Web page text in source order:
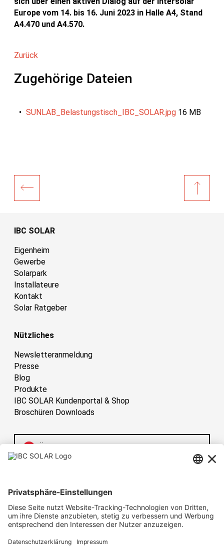
Europe vom 14. bis 16. Juni 2023 in Halle A4, Stand
A4.470 und A4.570.
Zurück
Zugehörige Dateien
SUNLAB_Belastungstisch_IBC_SOLAR.jpg 16 MB
IBC SOLAR
Eigenheim
Gewerbe
Solarpark
Installateure
Kontakt
Solar Ratgeber
Nützliches
Newsletteranmeldung
Presse
Blog
Produkte
IBC SOLAR Kundenportal & Shop
Broschüren Downloads
Have sun!